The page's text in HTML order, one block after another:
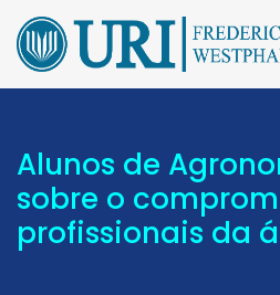
Alunos de
sobre o
profissionais da